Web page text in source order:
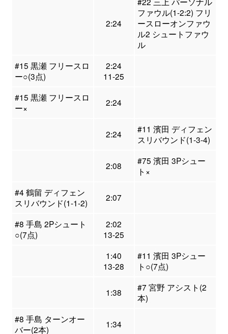
2:24
ファウル(1-2:2) フリ
ースローオンファウ
ル2 シュートファウ
ル
#15 黒瀬 フリースロ
ー○(3点)
2:24
11-25
#15 黒瀬 フリースロ
ー×
2:24
2:24
#11 濱田 ディフェン
スリバウンド(1-3-4)
2:08
#75 濱田 3Pシュー
ト×
#4 鶴留 ディフェン
スリバウンド(1-1-2)
2:07
#8 手島 2Pシュート
○(7点)
2:02
13-25
1:40
13-28
#11 濱田 3Pシュー
ト○(7点)
1:38
#7 宮野 アシスト(2
本)
#8 手島 ターンオー
バー(2本)
1:34